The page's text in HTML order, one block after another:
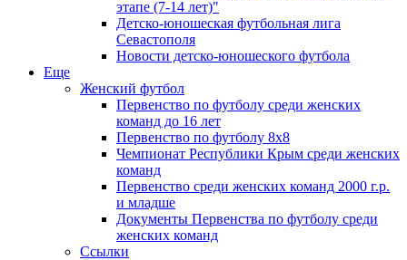
этапе (7-14 лет)"
Детско-юношеская футбольная лига
Севастополя
Новости детско-юношеского футбола
Еще
Женский футбол
Первенство по футболу среди женских
команд до 16 лет
Первенство по футболу 8х8
Чемпионат Республики Крым среди женских
команд
Первенство среди женских команд 2000 г.р.
и младше
Документы Первенства по футболу среди
женских команд
Ссылки